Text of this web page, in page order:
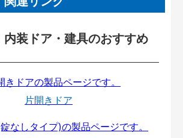
内装ドア・建具のおすすめ
片開きドア